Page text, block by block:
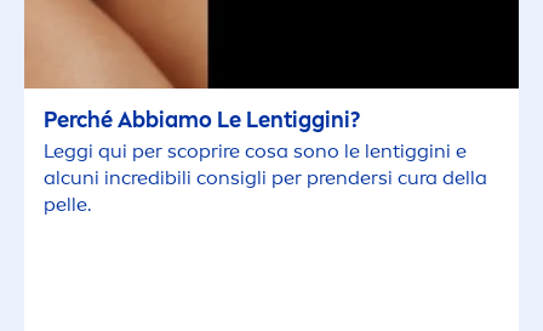
Perché Abbiamo Le Lentiggini?
Leggi qui per scoprire cosa sono le lentiggini e
alcuni incredibili consigli per prendersi cura della
pelle.